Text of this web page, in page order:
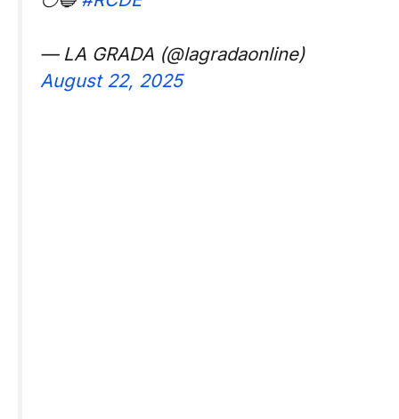
— LA GRADA (@lagradaonline)
August 22, 2025